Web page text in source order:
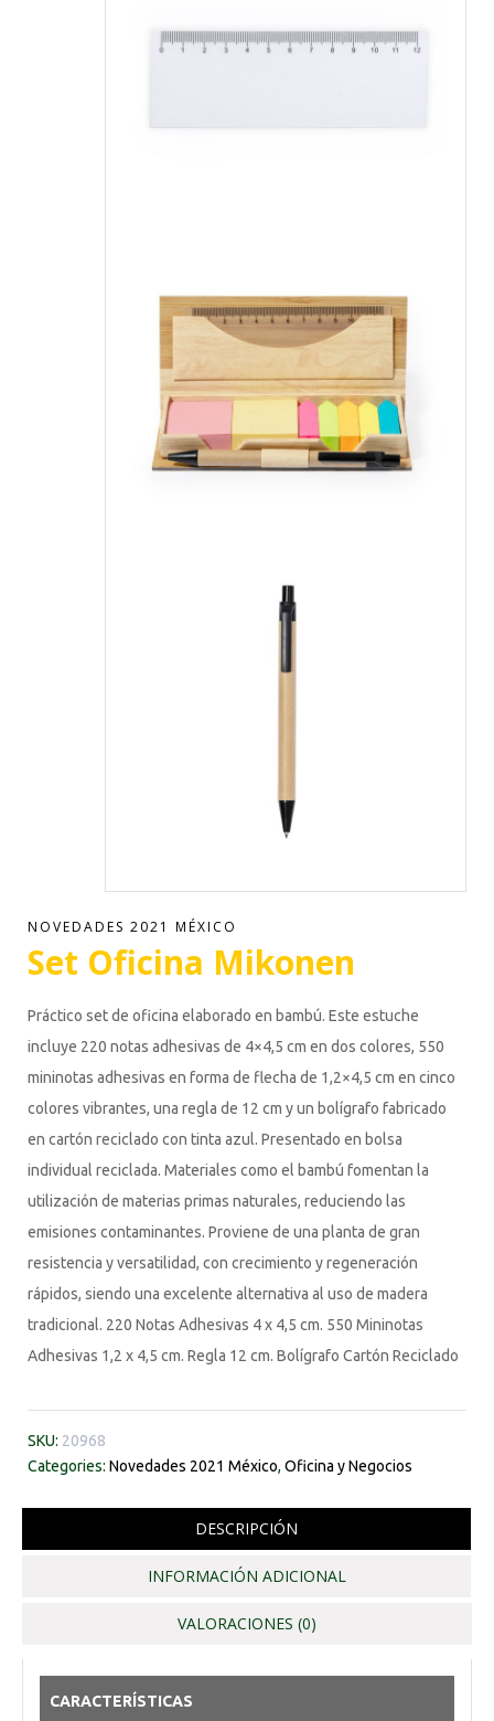
NOVEDADES 2021 MÉXICO
Set Oficina Mikonen
Práctico set de oficina elaborado en bambú. Este estuche
incluye 220 notas adhesivas de 4×4,5 cm en dos colores, 550
mininotas adhesivas en forma de flecha de 1,2×4,5 cm en cinco
colores vibrantes, una regla de 12 cm y un bolígrafo fabricado
en cartón reciclado con tinta azul. Presentado en bolsa
individual reciclada. Materiales como el bambú fomentan la
utilización de materias primas naturales, reduciendo las
emisiones contaminantes. Proviene de una planta de gran
resistencia y versatilidad, con crecimiento y regeneración
rápidos, siendo una excelente alternativa al uso de madera
tradicional. 220 Notas Adhesivas 4 x 4,5 cm. 550 Mininotas
Adhesivas 1,2 x 4,5 cm. Regla 12 cm. Bolígrafo Cartón Reciclado
SKU: 20968
Categories: Novedades 2021 México, Oficina y Negocios
DESCRIPCIÓN
INFORMACIÓN ADICIONAL
VALORACIONES (0)
CARACTERÍSTICAS